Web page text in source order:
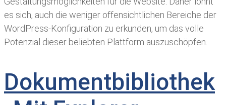
es sich, auch die weniger offensichtlichen Bereiche der
WordPress-Konfiguration zu erkunden, um das volle
Potenzial dieser beliebten Plattform auszuschöpfen.
Dokumentbibliothek